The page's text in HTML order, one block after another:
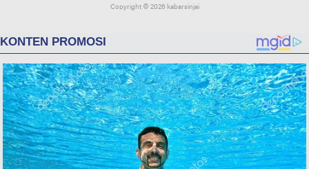
Copyright © 2026 kabarsinjai